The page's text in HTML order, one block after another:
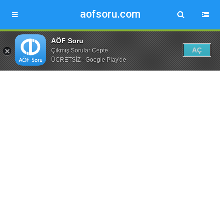
aofsoru.com
AÖF Soru
Çıkmış Sorular Cepte
ÜCRETSİZ - Google Play'de
AÇ